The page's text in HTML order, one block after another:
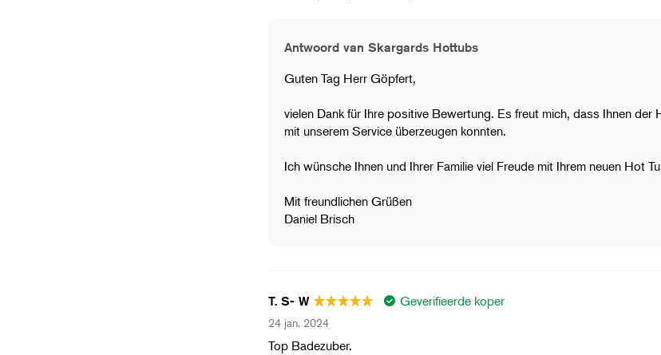
Antwoord van Skargards Hottubs
Guten Tag Herr Göpfert,
vielen Dank für Ihre positive Bewertung. Es freut mich, dass Ihnen der
mit unserem Service überzeugen konnten.
Ich wünsche Ihnen und Ihrer Familie viel Freude mit Ihrem neuen Hot
Mit freundlichen Grüßen
Daniel Brisch
T. S- W Geverifieerde koper
24 jan. 2024
Top Badezuber.